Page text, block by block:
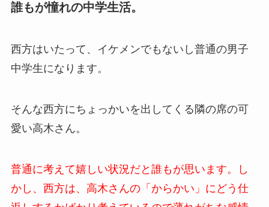
誰もが憧れの中学生活。
西方はいたって、イケメンでもないし普通の男子
中学生になります。
そんな西方にちょっかいを出してくる隣の席の可
愛い高木さん。
普通に考えて嬉しい状況だと誰もが思います。し
かし、西方は、高木さんの「からかい」にどう仕